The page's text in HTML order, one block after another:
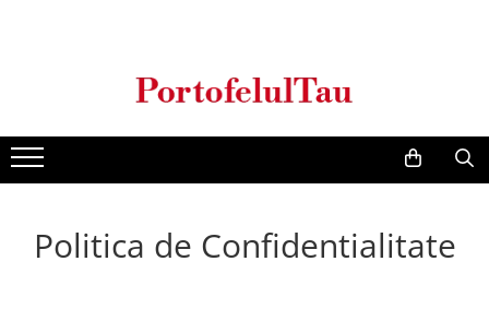
Clutch / Posete Plic
Genti Casual
Genti multifunctionale mamici
Rucsacuri Barbati
Ghiozdane
Curele Barbati
Genti Barbati de Umar
Cadouri pentru femei
Borsete Dama
Politica de Confidentialitate